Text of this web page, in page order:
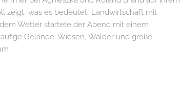
zeigt, was es bedeutet, Landwirtschaft mit
Wetter startete der Abend mit einem
Gelände. Wiesen, Wälder und große